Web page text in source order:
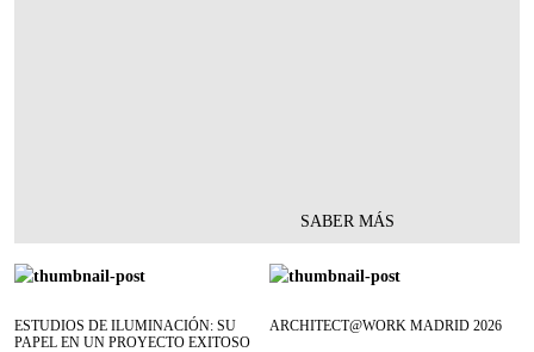
SABER MÁS
ESTUDIOS DE ILUMINACIÓN: SU
PAPEL EN UN PROYECTO EXITOSO
ARCHITECT@WORK MADRID 2026